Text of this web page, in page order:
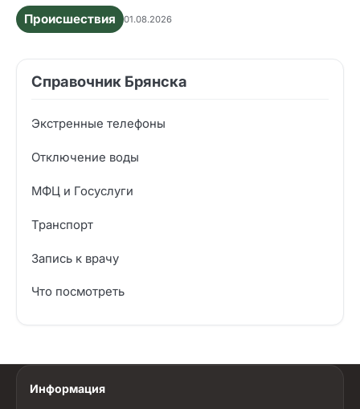
Происшествия
01.08.2026
Справочник Брянска
Экстренные телефоны
Отключение воды
МФЦ и Госуслуги
Транспорт
Запись к врачу
Что посмотреть
Информация